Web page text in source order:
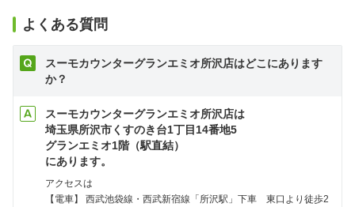
よくある質問
スーモカウンターグランエミオ所沢店はどこにあります
か？
スーモカウンターグランエミオ所沢店は
埼玉県所沢市くすのき台1丁目14番地5
グランエミオ1階（駅直結）
にあります。
アクセスは
【電車】 西武池袋線・西武新宿線「所沢駅」下車 東口より徒歩2